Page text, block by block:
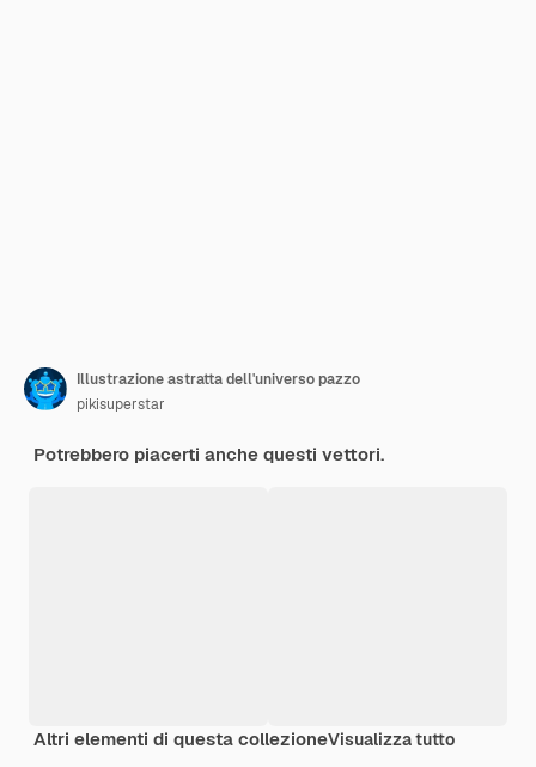
Illustrazione astratta dell'universo pazzo
pikisuperstar
Potrebbero piacerti anche questi vettori.
Altri elementi di questa collezioneVisualizza tutto